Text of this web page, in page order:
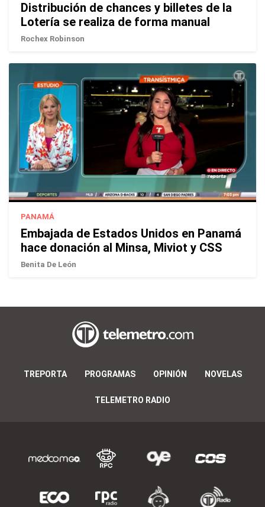
Distribución de chances y billetes de la
Lotería se realiza de forma manual
Rochex Robinson
PANAMÁ
Embajada de Estados Unidos en Panamá
hace donación al Minsa, Miviot y CSS
Benita De León
TREPORTA PROGRAMAS OPINIÓN NOVELAS
TELEMETRO RADIO